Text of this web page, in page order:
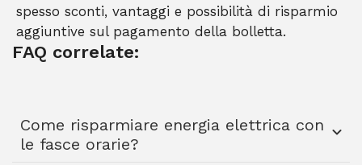
spesso sconti, vantaggi e possibilità di risparmio
aggiuntive sul pagamento della bolletta.
FAQ correlate:
Come risparmiare energia elettrica con
le fasce orarie?